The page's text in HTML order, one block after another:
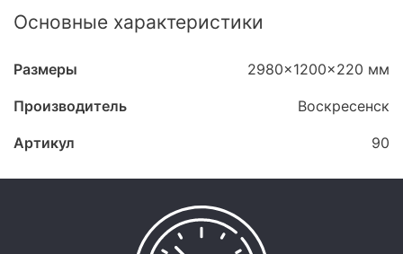
Основные характеристики
Размеры 2980x1200x220 мм
Производитель Воскресенск
Артикул 90